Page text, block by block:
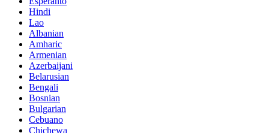
Hindi
Lao
Albanian
Amharic
Armenian
Azerbaijani
Belarusian
Bengali
Bosnian
Bulgarian
Cebuano
Chichewa